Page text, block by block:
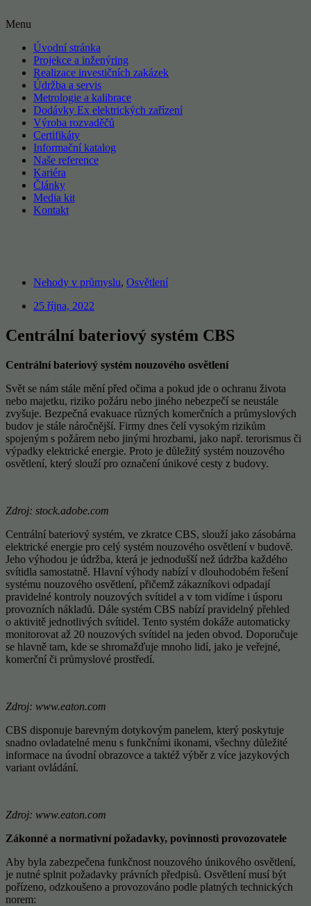
Menu
Úvodní stránka
Projekce a inženýring
Realizace investičních zakázek
Údržba a servis
Metrologie a kalibrace
Dodávky Ex elektrických zařízení
Výroba rozvaděčů
Certifikáty
Informační katalog
Naše reference
Kariéra
Články
Media kit
Kontakt
Nehody v průmyslu, Osvětlení
25 října, 2022
Centrální bateriový systém CBS
Centrální bateriový systém nouzového osvětlení
Svět se nám stále mění před očima a pokud jde o ochranu života
nebo majetku, riziko požáru nebo jiného nebezpečí se neustále
zvyšuje. Bezpečná evakuace různých komerčních a průmyslových
budov je stále náročnější. Firmy dnes čelí vysokým rizikům
spojeným s požárem nebo jinými hrozbami, jako např. terorismus či
výpadky elektrické energie. Proto je důležitý systém nouzového
osvětlení, který slouží pro označení únikové cesty z budovy.
Zdroj: stock.adobe.com
Centrální bateriový systém, ve zkratce CBS, slouží jako zásobárna
elektrické energie pro celý systém nouzového osvětlení v budově.
Jeho výhodou je údržba, která je jednodušší než údržba každého
svítidla samostatně. Hlavní výhody nabízí v dlouhodobém řešení
systému nouzového osvětlení, přičemž zákazníkovi odpadají
pravidelné kontroly nouzových svítidel a v tom vidíme i úsporu
provozních nákladů. Dále systém CBS nabízí pravidelný přehled
o aktivitě jednotlivých svítidel. Tento systém dokáže automaticky
monitorovat až 20 nouzových svítidel na jeden obvod. Doporučuje
se hlavně tam, kde se shromažďuje mnoho lidí, jako je veřejné,
komerční či průmyslové prostředí.
Zdroj: www.eaton.com
CBS disponuje barevným dotykovým panelem, který poskytuje
snadno ovladatelné menu s funkčními ikonami, všechny důležité
informace na úvodní obrazovce a taktéž výběr z více jazykových
variant ovládání.
Zdroj: www.eaton.com
Zákonné a normativní požadavky, povinnosti provozovatele
Aby byla zabezpečena funkčnost nouzového únikového osvětlení,
je nutné splnit požadavky právních předpisů. Osvětlení musí být
pořízeno, odzkoušeno a provozováno podle platných technických
norem: